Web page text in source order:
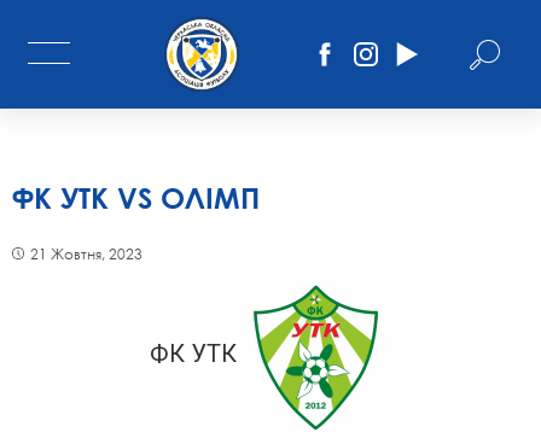
ФК УТК VS ОЛІМП
21 Жовтня, 2023
ФК УТК